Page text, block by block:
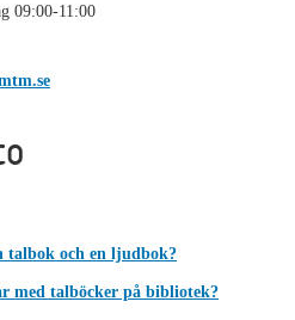
09:00-11:00
talbok och en ljudbok?
med talböcker på bibliotek?